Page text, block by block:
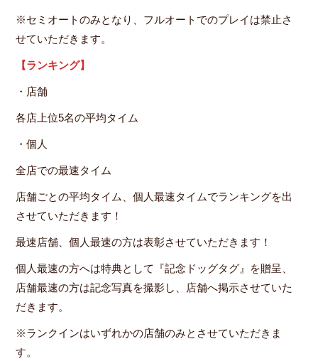
※セミオートのみとなり、フルオートでのプレイは禁止さ
せていただきます。
【ランキング】
・店舗
各店上位5名の平均タイム
・個人
全店での最速タイム
店舗ごとの平均タイム、個人最速タイムでランキングを出
させていただきます！
最速店舗、個人最速の方は表彰させていただきます！
個人最速の方へは特典として『記念ドッグタグ』を贈呈、
店舗最速の方は記念写真を撮影し、店舗へ掲示させていた
だきます。
※ランクインはいずれかの店舗のみとさせていただきま
す。